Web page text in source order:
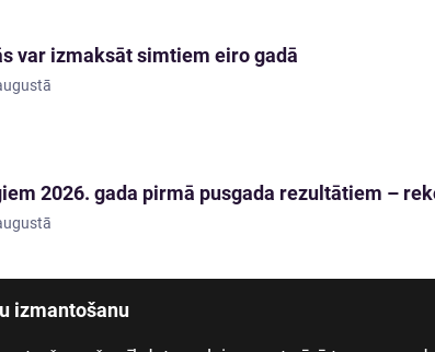
izmantošanu
var izmaksāt simtiem eiro gadā
2026. gada pirmā pusgada rezultātiem –